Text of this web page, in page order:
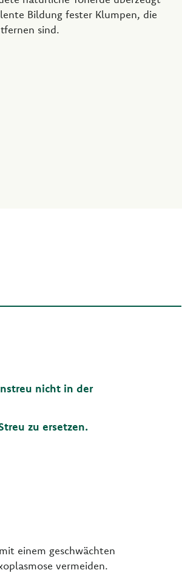
Bildung fester Klumpen, die
sind.
nicht in der
zu ersetzen.
einem geschwächten
vermeiden.